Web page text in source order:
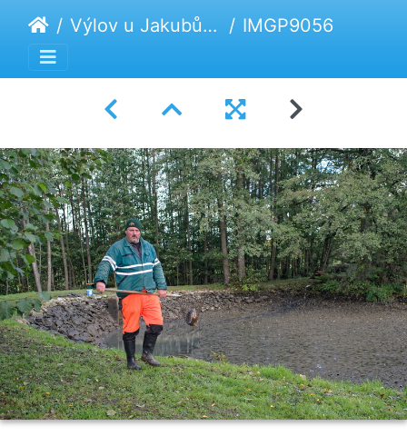
Výlov u Jakubů 2024 IMGP9056